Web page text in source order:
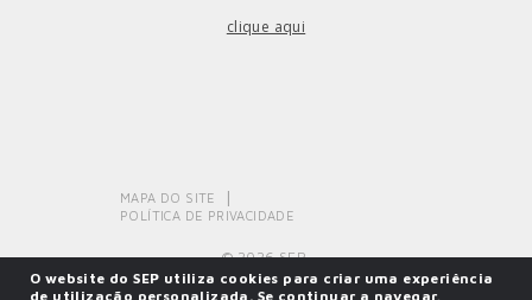
clique aqui
MAPA DO SITE
POLÍTICA DE PRIVACIDADE
© 2026 SEP.
O website do SEP utiliza cookies para criar uma experiência
de utilização personalizada. Se continuar a navegar,